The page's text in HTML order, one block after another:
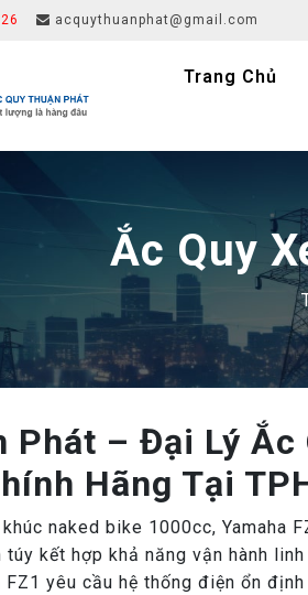
acquythuanphat@gmail.com
Trang Chủ
Ắc Quy
Phát – Đại Lý Ắc
Hãng Tại
khúc naked bike 1000cc, Yamaha
túy kết hợp khả năng vận hành
FZ1 yêu cầu hệ thống điện ổn